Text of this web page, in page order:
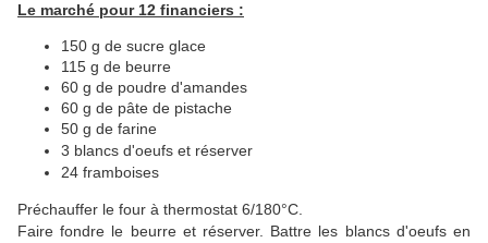
Le marché pour 12 financiers :
150 g de sucre glace
115 g de beurre
60 g de poudre d'amandes
60 g de pâte de pistache
50 g de farine
3 blancs d'oeufs et réserver
24 framboises
Préchauffer le four à thermostat 6/180°C.
Faire fondre le beurre et réserver. Battre les blancs d'oeufs en